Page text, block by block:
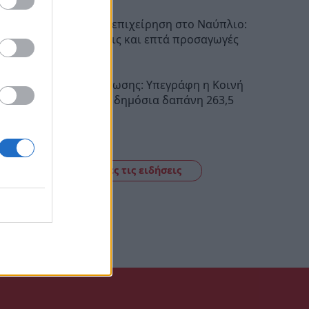
Αστυνομική επιχείρηση στο Ναύπλιο:
Έξι συλλήψεις και επτά προσαγωγές
Σχέδια Βελτίωσης: Υπεγράφη η Κοινή
Απόφαση με δημόσια δαπάνη 263,5
Δείτε όλες τις ειδήσεις